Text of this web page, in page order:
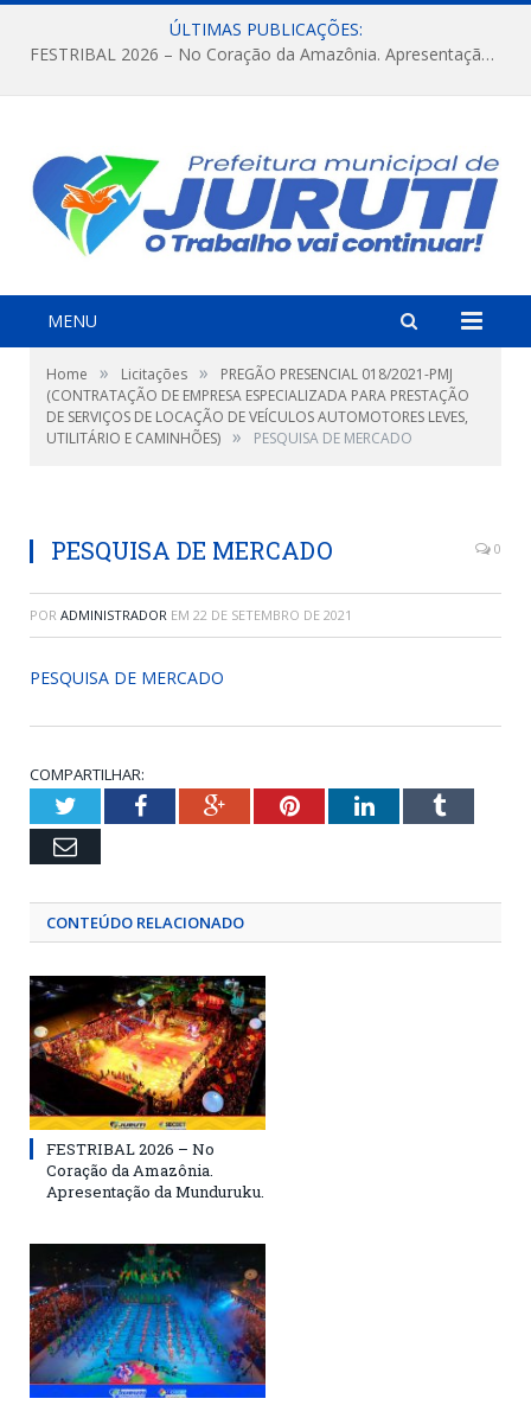
ÚLTIMAS PUBLICAÇÕES:
FESTRIBAL 2026 – No Coração da Amazônia. Apresentação da Munduruku.
MENU
Home » Licitações »
PREGÃO PRESENCIAL 018/2021-PMJ
(CONTRATAÇÃO DE EMPRESA ESPECIALIZADA PARA PRESTAÇÃO
DE SERVIÇOS DE LOCAÇÃO DE VEÍCULOS AUTOMOTORES LEVES,
UTILITÁRIO E CAMINHÕES) » PESQUISA DE MERCADO
PESQUISA DE MERCADO 0
POR ADMINISTRADOR EM 22 DE SETEMBRO DE 2021
PESQUISA DE MERCADO
COMPARTILHAR:
TwitterFacebookGoogle+PinterestLinkedInTumblr
Email
CONTEÚDO RELACIONADO
FESTRIBAL 2026 – No
Coração da Amazônia.
Apresentação da Munduruku.